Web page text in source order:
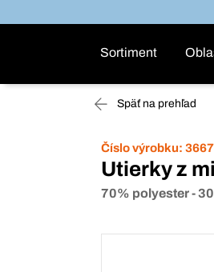
Sortiment
Späť na prehľad
Číslo výrobku:
Utierky z
70% polyester -